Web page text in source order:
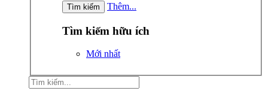
Thêm...
Tìm kiếm hữu ích
Mới nhất